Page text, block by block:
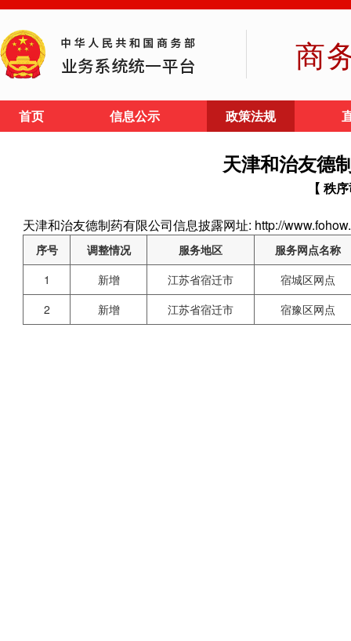
商
首页 信息公示 政策法规
天津和治友德
【 秩
天津和治友德制药有限公司信息披露网址: http://
序号 调整情况 服务地区
服务网点名称
1
新增 江苏省宿迁市
宿城区网点
2
新增 江苏省宿迁市 宿豫区网点